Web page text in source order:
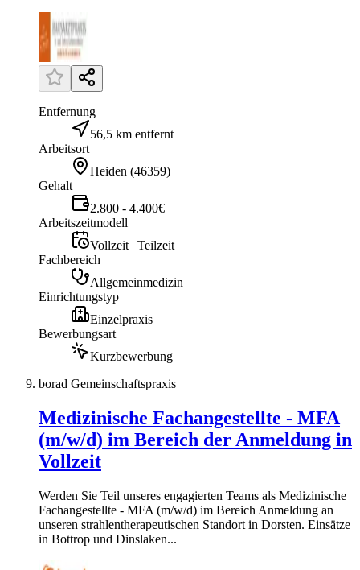
Entfernung
56,5 km entfernt
Arbeitsort
Heiden (46359)
Gehalt
2.800 - 4.400€
Arbeitszeitmodell
Vollzeit | Teilzeit
Fachbereich
Allgemeinmedizin
Einrichtungstyp
Einzelpraxis
Bewerbungsart
Kurzbewerbung
borad Gemeinschaftspraxis
Medizinische Fachangestellte - MFA
(m/w/d) im Bereich der Anmeldung in
Vollzeit
Werden Sie Teil unseres engagierten Teams als Medizinische
Fachangestellte - MFA (m/w/d) im Bereich Anmeldung an
unseren strahlentherapeutischen Standort in Dorsten. Einsätze
in Bottrop und Dinslaken...